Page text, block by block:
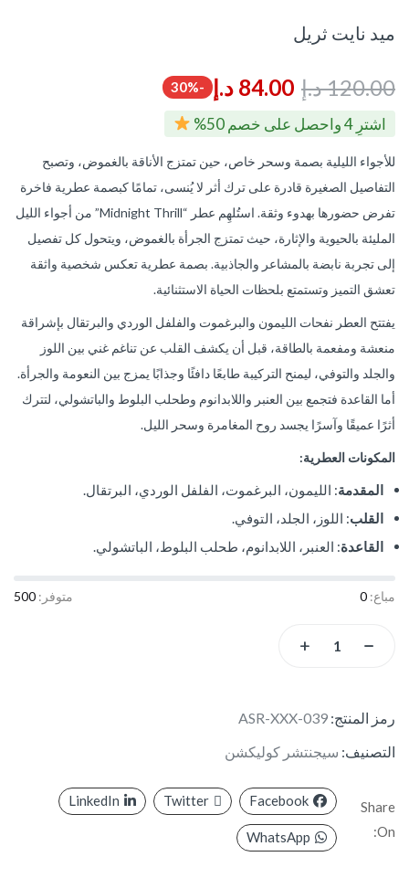
ميد نايت ثريل
120.00د.إ 84.00 د.إ -30%
اشترِ 4 واحصل على خصم 50%
للأجواء الليلية بصمة وسحر خاص، حين تمتزج الأناقة بالغموض، وتصبح
التفاصيل الصغيرة قادرة على ترك أثر لا يُنسى، تمامًا كبصمة عطرية فاخرة
تفرض حضورها بهدوء وثقة. استُلهِم عطر “Midnight Thrill” من أجواء الليل
المليئة بالحيوية والإثارة، حيث تمتزج الجرأة بالغموض، ويتحول كل تفصيل
إلى تجربة نابضة بالمشاعر والجاذبية. بصمة عطرية تعكس شخصية واثقة
تعشق التميز وتستمتع بلحظات الحياة الاستثنائية.
يفتتح العطر نفحات الليمون والبرغموت والفلفل الوردي والبرتقال بإشراقة
منعشة ومفعمة بالطاقة، قبل أن يكشف القلب عن تناغم غني بين اللوز
والجلد والتوفي، ليمنح التركيبة طابعًا دافئًا وجذابًا يمزج بين النعومة والجرأة.
أما القاعدة فتجمع بين العنبر واللابدانوم وطحلب البلوط والباتشولي، لتترك
أثرًا عميقًا وآسرًا يجسد روح المغامرة وسحر الليل.
المكونات العطرية:
المقدمة: الليمون، البرغموت، الفلفل الوردي، البرتقال.
القلب: اللوز، الجلد، التوفي.
القاعدة: العنبر، اللابدانوم، طحلب البلوط، الباتشولي.
مباع: 0 متوفر: 500
رمز المنتج: ASR-XXX-039
التصنيف: سيجنتشر كوليكشن
Share
On:
Facebook
Twitter
LinkedIn
WhatsApp